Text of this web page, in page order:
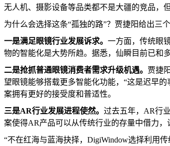
无人机、摄影设备等品类都不是大疆的竞品，
为什么会选择这条“孤独的路”？贾捷阳给出三个
一是满足眼镜行业发展诉求。 一方面，传统眼
物的智能化是大势所趋。据悉，仙瞬目前已和
二是抢抓普通眼镜消费者需求升级机遇。 贾捷
望眼镜能够搭载更多智能化功能，“这是迟早
案拥有更好的接受度和普适性。
三是AR行业发展进程使然。 过去五年，AR行
案使得AR产品可以从传统行业的存量中借力，
“不在红海与蓝海抉择，DigiWindow选择利用